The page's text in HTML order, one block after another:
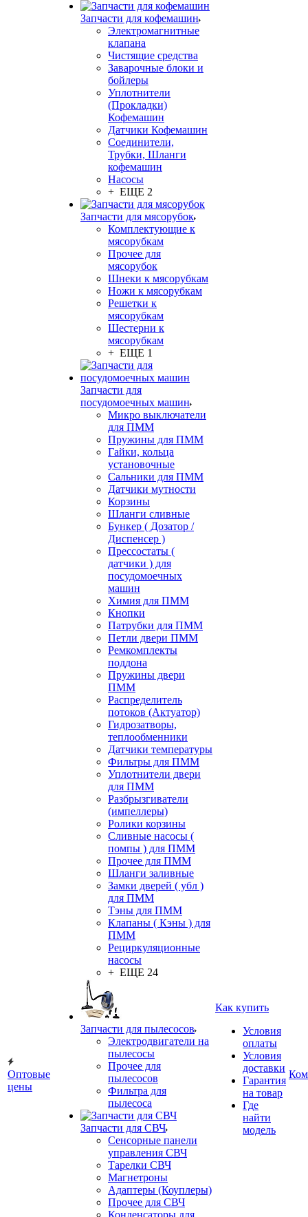
Оптовые
цены
Запчасти для кофемашин
Электромагнитные
клапана
Чистящие средства
Заварочные блоки и
бойлеры
Уплотнители
(Прокладки)
Кофемашин
Датчики Кофемашин
Соединители,
Трубки, Шланги
кофемашин
Насосы
+ ЕЩЕ 2
Запчасти для мясорубок
Комплектующие к
мясорубкам
Прочее для
мясорубок
Шнеки к мясорубкам
Ножи к мясорубкам
Решетки к
мясорубкам
Шестерни к
мясорубкам
+ ЕЩЕ 1
Запчасти для
посудомоечных машин
Микро выключатели
для ПММ
Пружины для ПММ
Гайки, кольца
установочные
Сальники для ПММ
Датчики мутности
Корзины
Шланги сливные
Бункер ( Дозатор /
Диспенсер )
Прессостаты (
датчики ) для
посудомоечных
машин
Химия для ПММ
Кнопки
Патрубки для ПММ
Петли двери ПММ
Ремкомплекты
поддона
Пружины двери
ПММ
Распределитель
потоков (Актуатор)
Гидрозатворы,
теплообменники
Датчики температуры
Фильтры для ПММ
Уплотнители двери
для ПММ
Разбрызгиватели
(импеллеры)
Ролики корзины
Сливные насосы (
помпы ) для ПММ
Прочее для ПММ
Шланги заливные
Замки дверей ( убл )
для ПММ
Тэны для ПММ
Клапаны ( Кэны ) для
ПММ
Рециркуляционные
насосы
+ ЕЩЕ 24
Запчасти для пылесосов
Электродвигатели на
пылесосы
Прочее для
пылесосов
Фильтра для
пылесоса
Запчасти для СВЧ
Сенсорные панели
управления СВЧ
Тарелки СВЧ
Магнетроны
Адаптеры (Коуплеры)
Прочее для СВЧ
Конденсаторы для
Как купить
Условия
оплаты
Условия
доставки
Гарантия
на товар
Где
найти
модель